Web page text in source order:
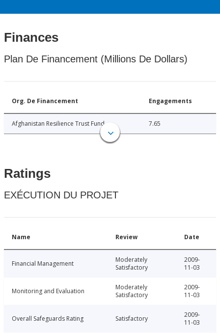
Finances
Plan De Financement (Millions De Dollars)
Org. De Financement Engagements
Afghanistan Resilience Trust Fund 7.65
Ratings
EXÉCUTION DU PROJET
Name Review Date
Financial Management
Moderately
Satisfactory
2009-
11-03
Monitoring and Evaluation
Moderately
Satisfactory
2009-
11-03
Overall Safeguards Rating Satisfactory
2009-
11-03